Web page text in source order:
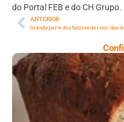
do Portal FEB e do CH Grupo.
ANTERIOR
Comer